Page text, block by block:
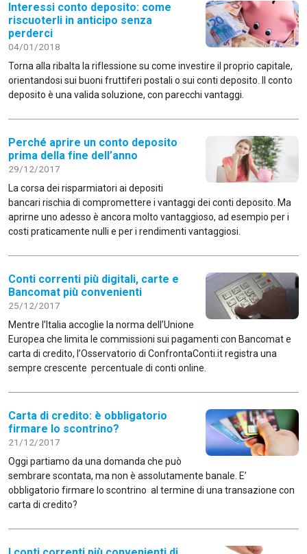
Interessi conto deposito: come
riscuoterli in anticipo senza
perderci
04/01/2018
Torna alla ribalta la riflessione su come investire il proprio capitale,
orientandosi sui buoni fruttiferi postali o sui conti deposito. Il conto
deposito è una valida soluzione, con parecchi vantaggi.
Perché aprire un conto deposito
prima della fine dell’anno
29/12/2017
La corsa dei risparmiatori ai depositi
bancari rischia di compromettere i vantaggi dei conti deposito. Ma
aprirne uno adesso è ancora molto vantaggioso, ad esempio per i
costi praticamente nulli e per i rendimenti vantaggiosi.
Conti correnti più digitali, carte e
Bancomat più convenienti
25/12/2017
Mentre l’Italia accoglie la norma dell’Unione
Europea che limita le commissioni sui pagamenti con Bancomat e
carta di credito, l’Osservatorio di ConfrontaConti.it registra una
sempre crescente percentuale di conti online.
Carta di credito: è obbligatorio
firmare lo scontrino?
21/12/2017
Oggi partiamo da una domanda che può
sembrare scontata, ma non è assolutamente banale. E’
obbligatorio firmare lo scontrino al termine di una transazione con
carta di credito?